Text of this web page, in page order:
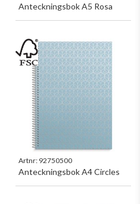
Anteckningsbok A5 Rosa
Artnr: 92750500
Anteckningsbok A4 Circles